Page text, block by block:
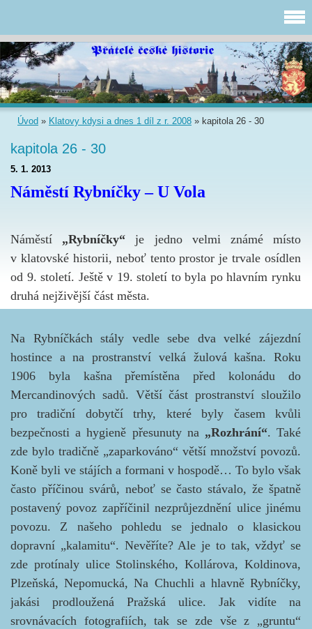
Úvod » Klatovy kdysi a dnes 1 díl z r. 2008 » kapitola 26 - 30
kapitola 26 - 30
5. 1. 2013
Náměstí Rybníčky – U Vola
Náměstí „Rybníčky“ je jedno velmi známé místo
v klatovské historii, neboť tento prostor je trvale osídlen
od 9. století. Ještě v 19. století to byla po hlavním rynku
druhá nejživější část města.
Na Rybníčkách stály vedle sebe dva velké zájezdní
hostince a na prostranství velká žulová kašna. Roku
1906 byla kašna přemístěna před kolonádu do
Mercandinových sadů. Větší část prostranství sloužilo
pro tradiční dobytčí trhy, které byly časem kvůli
bezpečnosti a hygieně přesunuty na „Rozhrání“. Také
zde bylo tradičně „zaparkováno“ větší množství povozů.
Koně byli ve stájích a formani v hospodě… To bylo však
často příčinou svárů, neboť se často stávalo, že špatně
postavený povoz zapříčinil nezprůjezdnění ulice jinému
povozu. Z našeho pohledu se jednalo o klasickou
dopravní „kalamitu“. Nevěříte? Ale je to tak, vždyť se
zde protínaly ulice Stolinského, Kollárova, Koldinova,
Plzeňská, Nepomucká, Na Chuchli a hlavně Rybníčky,
jakási prodloužená Pražská ulice. Jak vidíte na
srovnávacích fotografiích, tak se zde vše z „gruntu“